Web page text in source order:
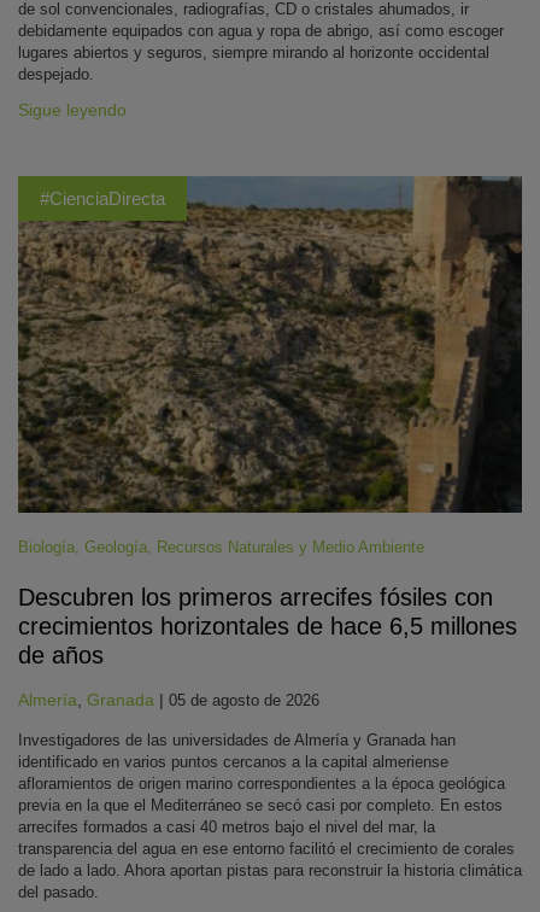
de sol convencionales, radiografías, CD o cristales ahumados, ir
debidamente equipados con agua y ropa de abrigo, así como escoger
lugares abiertos y seguros, siempre mirando al horizonte occidental
despejado.
Sigue leyendo
#CienciaDirecta
Biología Geología Recursos Naturales y Medio Ambiente
Descubren los primeros arrecifes fósiles con
crecimientos horizontales de hace 6,5 millones
de años
Almería Granada | 05 de agosto de 2026
Investigadores de las universidades de Almería y Granada han
identificado en varios puntos cercanos a la capital almeriense
afloramientos de origen marino correspondientes a la época geológica
previa en la que el Mediterráneo se secó casi por completo. En estos
arrecifes formados a casi 40 metros bajo el nivel del mar, la
transparencia del agua en ese entorno facilitó el crecimiento de corales
de lado a lado. Ahora aportan pistas para reconstruir la historia climática
del pasado.